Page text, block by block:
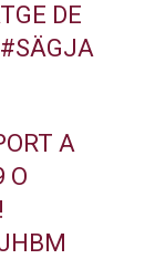
DE
#SÄGJA
A
O
!